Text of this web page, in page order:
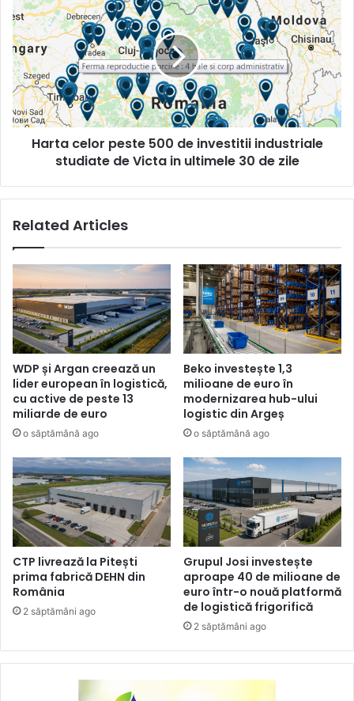
Ploiesti
celor
peste
500
de
investitii
industriale
studiate
de
Victa
zile
Harta celor peste 500 de investitii industriale
studiate de Victa in ultimele 30 de zile
Related Articles
WDP și Argan creează un
lider european în logistică,
cu active de peste 13
miliarde de euro
o săptămână ago
Beko investește 1,3
milioane de euro în
modernizarea hub-ului
logistic din Argeș
o săptămână ago
CTP livrează la Pitești
prima fabrică DEHN din
România
2 săptămâni ago
Grupul Josi investește
aproape 40 de milioane de
euro într-o nouă platformă
de logistică frigorifică
2 săptămâni ago